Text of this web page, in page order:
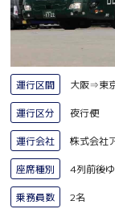
運行区間 大阪⇒東
運行区分 夜行便
運行会社 株式会社
座席種別 4列前後
乗務員数 2名